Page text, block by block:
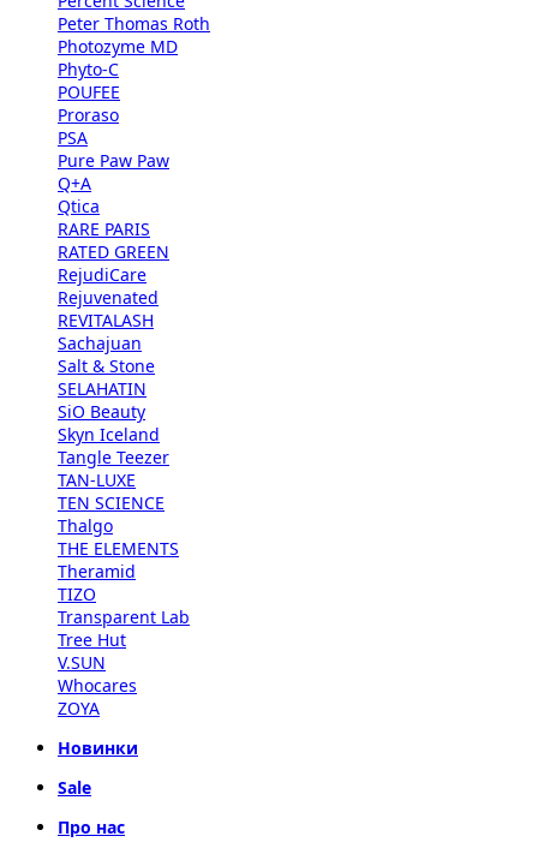
Peter Thomas Roth
Photozyme MD
Phyto-C
POUFEE
Proraso
PSA
Pure Paw Paw
Q+A
Qtica
RARE PARIS
RATED GREEN
RejudiCare
Rejuvenated
REVITALASH
Sachajuan
Salt & Stone
SELAHATIN
SiO Beauty
Skyn Iceland
Tangle Teezer
TAN-LUXE
TEN SCIENCE
Thalgo
THE ELEMENTS
Theramid
TIZO
Transparent Lab
Tree Hut
V.SUN
Whocares
ZOYA
Новинки
Sale
Про нас